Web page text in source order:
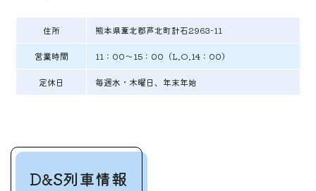
住所 熊本県葦北郡芦北町計石2963-11
営業時間 11：00～15：00（L.O.14：00）
定休日 毎週水・木曜日、年末年始
D&S列車情報